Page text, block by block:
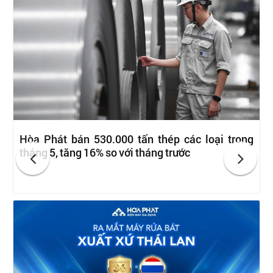
Hòa Phát bán 530.000 tấn thép các loại trong
tháng 5, tăng 16% so với tháng trước